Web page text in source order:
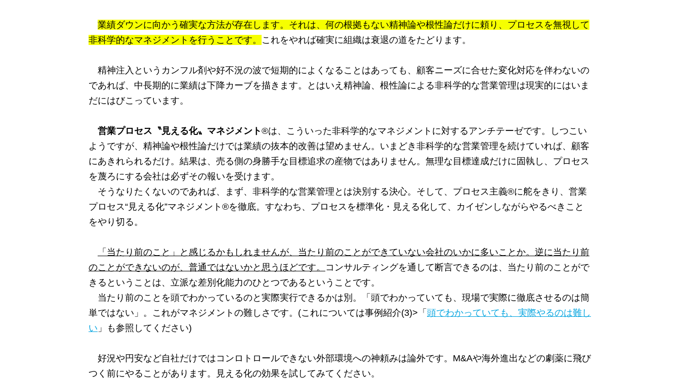
業績ダウンに向かう確実な方法が存在します。それは、何の根拠もない精神論や根性論だけに頼り、プロセスを無視して
非科学的なマネジメントを行うことです。 これをやれば確実に組織は衰退の道をたどります。
精神注入というカンフル剤や好不況の波で短期的によくなることはあっても、顧客ニーズに合せた変化対応を伴わないの
であれば、中長期的に業績は下降カーブを描きます。とはいえ精神論、根性論による非科学的な営業管理は現実的にはいま
だにはびこっています。
営業プロセス〝見える化〟マネジメント®は、こういった非科学的なマネジメントに対するアンチテーゼです。しつこい
ようですが、精神論や根性論だけでは業績の抜本的改善は望めません。いまどき非科学的な営業管理を続けていれば、顧客
にあきれられるだけ。結果は、売る側の身勝手な目標追求の産物ではありません。無理な目標達成だけに固執し、プロセス
を蔑ろにする会社は必ずその報いを受けます。
そうなりたくないのであれば、まず、非科学的な営業管理とは決別する決心。そして、プロセス主義®に舵をきり、営業
プロセス“見える化”マネジメント ®を徹底。すなわち、プロセスを標準化・見える化して、カイゼンしながらやるべきこと
をやり切る。
「当たり前のこと」と感じるかもしれませんが、当たり前のことができていない会社のいかに多いことか。逆に当たり前
のことができないのが、普通ではないかと思うほどです。 コンサルティングを通して断言できるのは、当たり前のことがで
きるということは、立派な差別化能力のひとつであるということです。
当たり前のことを頭でわかっているのと実際実行できるかは別。「頭でわかっていても、現場で実際に徹底させるのは簡
単ではない」。これがマネジメントの難しさです。(これについては事例紹介(3)>「 頭でわかっていても、実際やるのは難し
い 」も参照してください)
好況や円安など自社だけではコンロトロールできない外部環境への神頼みは論外です。M&Aや海外進出などの劇薬に飛び
つく前にやることがあります。見える化の効果を試してみてください。